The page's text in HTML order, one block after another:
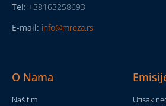
Tel: +38163258693
E-mail: info@mreza.rs
O Nama
Naš tim
Utisak